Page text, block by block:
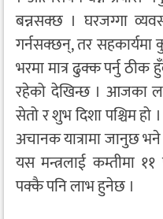
बन्नसक्छ । घरजग्गा
गर्नसक्छन्, तर
भरमा मात्र ढुक्क पर्नु
रहेको देखिन्छ । आजका
सेतो र शुभ दिशा पश्चिम
अचानक यात्रामा जानुछ भने
यस मन्त्रलाई कम्तीमा ११
पक्कै पनि लाभ हुनेछ ।